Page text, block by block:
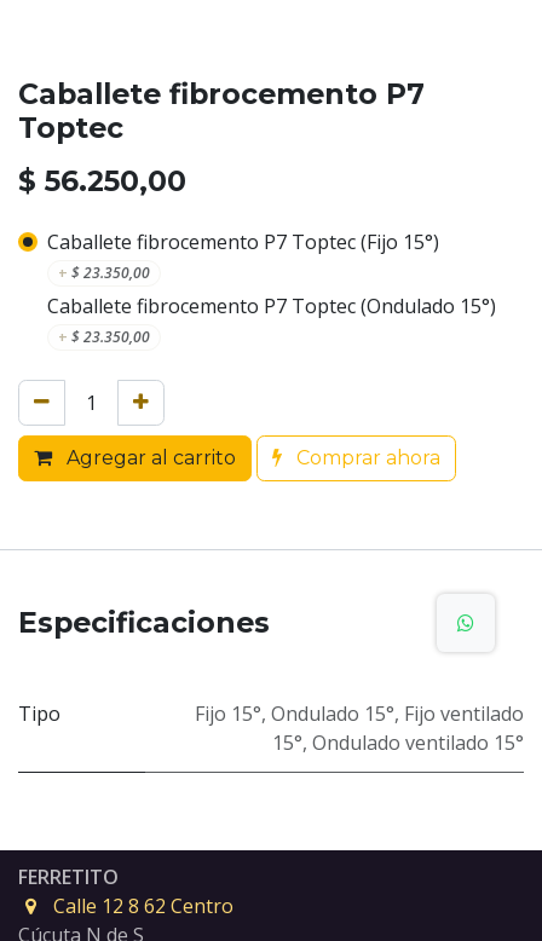
Caballete fibrocemento P7
Toptec
$ 56.250,00
Caballete fibrocemento P7 Toptec (Fijo 15°)
+ $23.350,00
Caballete fibrocemento P7 Toptec (Ondulado 15°)
+ $23.350,00
Agregar al carrito Comprar ahora
Especificaciones
Tipo Fijo 15°, Ondulado 15°, Fijo ventilado
15°, Ondulado ventilado 15°
FERRETITO
Calle 12 8 62 Centro
Cúcuta N de S